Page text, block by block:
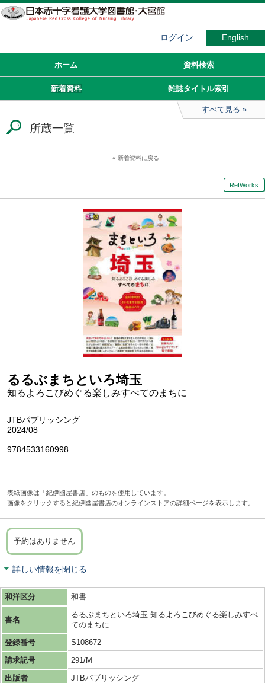
ログイン English
ホーム 資料検索
新着資料 雑誌タイトル索引
すべて見る
所蔵一覧
新着資料に戻る
RefWorks
るるぶまちといろ埼玉
知るよろこびめぐる楽しみすべてのまちに
JTBパブリッシング
2024/08
9784533160998
表紙画像は「紀伊國屋書店」のものを使用しています。
画像をクリックすると紀伊國屋書店のオンラインストアの詳細ページを表示します。
予約はありません
詳しい情報を閉じる
和洋区分 和書
書名
るるぶまちといろ埼玉 知るよろこびめぐる楽しみすべ
てのまちに
登録番号
S108672
請求記号
291/M
出版者
JTBパブリッシング